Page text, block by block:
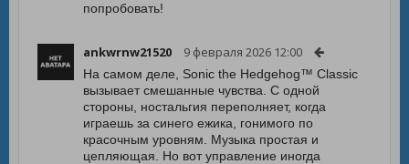
попробовать!
ankwrnw21520 9 февраля 2026 12:00
На самом деле, Sonic the Hedgehog™ Classic
вызывает смешанные чувства. С одной
стороны, ностальгия переполняет, когда
играешь за синего ежика, гонимого по
красочным уровням. Музыка простая и
цепляющая. Но вот управление иногда